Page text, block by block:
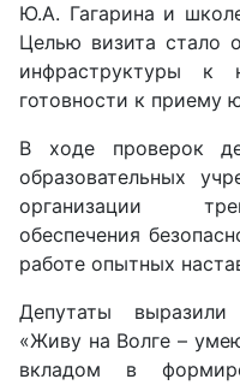
Ю.А. Гагарина и
Целью визита стало
инфраструктуры к
готовности к приему
В ходе проверок
образовательных
организации
обеспечения
работе опытных
Депутаты
«Живу на Волге –
вкладом в